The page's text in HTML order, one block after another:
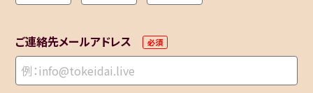
ご連絡先メールアドレス